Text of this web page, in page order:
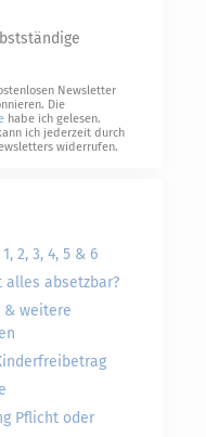
Newsletter
Die
habe ich gelesen.
ich jederzeit durch
widerrufen.
2, 3, 4, 5 & 6
alles absetzbar?
& weitere
Pflicht oder